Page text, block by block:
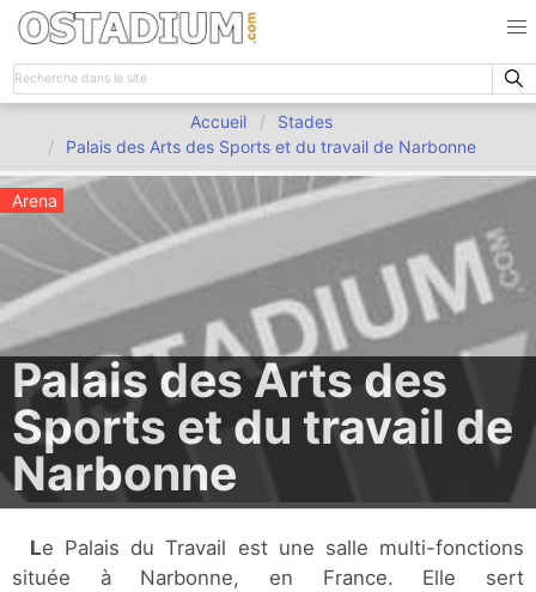
Accueil
Stades
Palais des Arts des Sports et du travail de Narbonne
Arena
Palais des Arts des
Sports et du travail de
Narbonne
Le Palais du Travail est une salle multi-fonctions
située à Narbonne, en France. Elle sert